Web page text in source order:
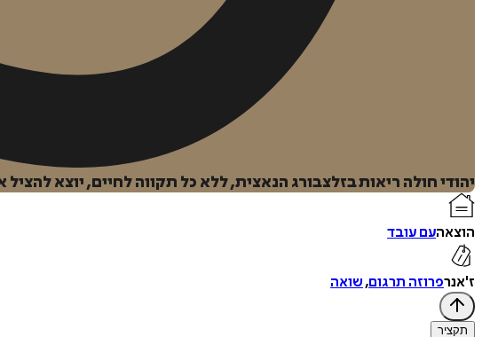
יהודי חולה ריאות בזלצבורג הנאצית, ללא כל תקווה לחיים, יוצא
הוצאהעם עובד
ז'אנרפרוזה תרגום,שואה
תקציר